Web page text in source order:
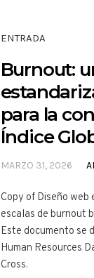
ENTRADA
Burnout:
para la
Índice
MARZO 31, 2026
Copy of Diseño
escalas de burnout
Este documento se
Human Resources
Cross.